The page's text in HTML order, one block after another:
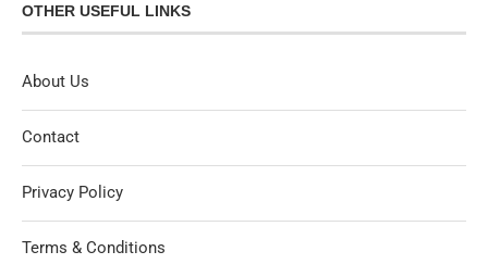
OTHER USEFUL LINKS
About Us
Contact
Privacy Policy
Terms & Conditions